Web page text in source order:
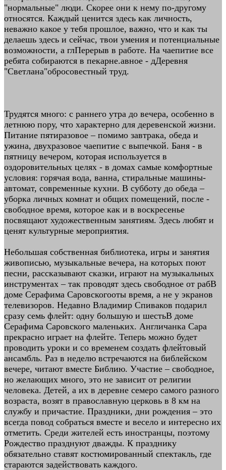
"нормальные" люди. Скорее они к нему по-другому
относятся. Каждый ценится здесь как личность,
неважно какое у тебя прошлое, важно, что и как ты
делаешь здесь и сейчас, твои умения и потенциальные
возможности, а глПерерыв в работе. На чаепитие все
ребята собираются в пекарне.авное - дДеревня
"Светлана"обросовестный труд.
Трудятся много: с раннего утра до вечера, особенно в
летнюю пору, что характерно для деревенской жизни.
Питание пятиразовое – помимо завтрака, обеда и
ужина, двухразовое чаепитие с выпечкой. Баня - в
пятницу вечером, которая используется в
оздоровительных целях - в домах самые комфортные
условия: горячая вода, ванна, стиральные машины-
автомат, современные кухни. В субботу до обеда –
уборка личных комнат и общих помещений, после -
свободное время, которое как и в воскресенье
посвящают художественным занятиям. Здесь любят и
ценят культурные мероприятия.
Небольшая собственная библиотека, игры и занятия
живописью, музыкальные вечера, на которых поют
песни, рассказывают сказки, играют на музыкальных
инструментах – так проводят здесь свободное от рабВ
доме Серафима Саровскогооты время, а не у экранов
телевизоров. Недавно Владимир Спиваков подарил
сразу семь флейт: одну большую и шестьВ доме
Серафима Саровского маленьких. Англичанка Сара
прекрасно играет на флейте. Теперь можно будет
проводить уроки и со временем создать флейтовый
ансамбль. Раз в неделю встречаются на библейском
вечере, читают вместе Библию. Участие – свободное,
но желающих много, это не зависит от религии
человека. Детей, а их в деревне семеро самого разного
возраста, возят в православную церковь в 8 км на
службу и причастие. Праздники, дни рождения – это
всегда повод собраться вместе и весело и интересно их
отметить. Среди жителей есть иностранцы, поэтому
Рождество празднуют дважды. К празднику
обязательно ставят костюмированный спектакль, где
стараются задействовать каждого.